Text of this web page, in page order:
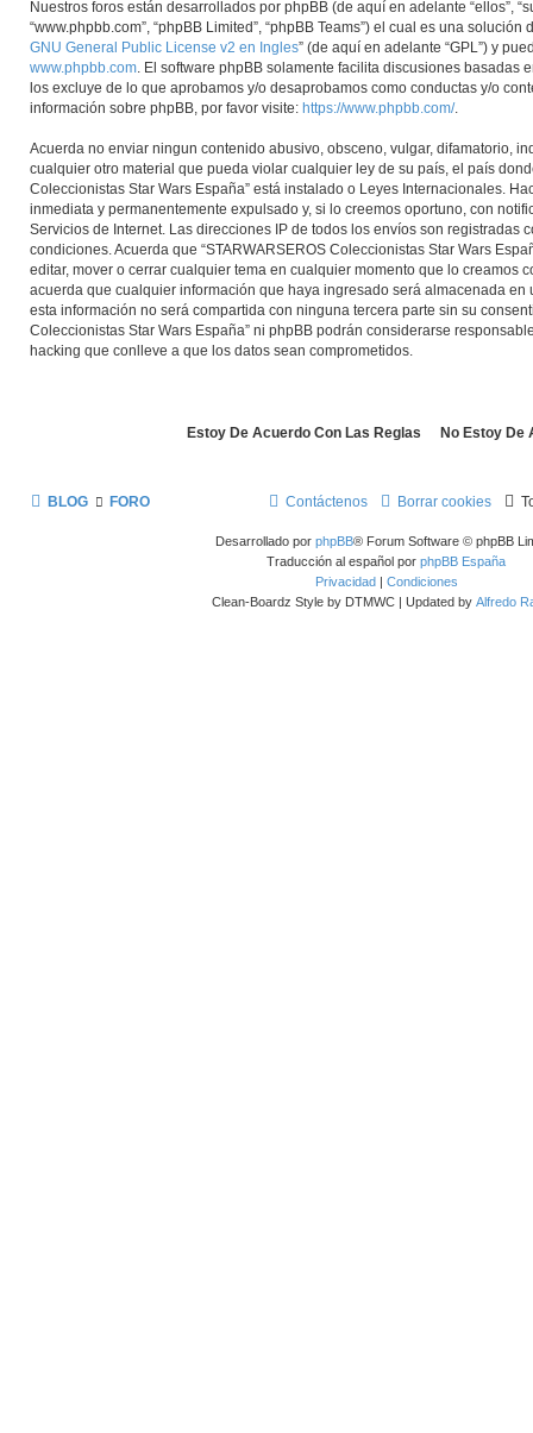
Nuestros foros están desarrollados por phpBB (de aquí en adelante “ellos”,
“www.phpbb.com”, “phpBB Limited”, “phpBB Teams”) el cual es una solución
GNU General Public License v2 en Ingles” (de aquí en adelante “GPL”) y
www.phpbb.com . El software phpBB solamente facilita discusiones basadas
los excluye de lo que aprobamos y/o desaprobamos como conductas y/o
información sobre phpBB, por favor visite: https://www.phpbb.com/.
Acuerda no enviar ningun contenido abusivo, obsceno, vulgar, difamatorio,
cualquier otro material que pueda violar cualquier ley de su país, el país
Coleccionistas Star Wars España” está instalado o Leyes Internacionales.
inmediata y permanentemente expulsado y, si lo creemos oportuno, con
Servicios de Internet. Las direcciones IP de todos los envíos son registradas
condiciones. Acuerda que “STARWARSEROS Coleccionistas Star Wars
editar, mover o cerrar cualquier tema en cualquier momento que lo creamos
acuerda que cualquier información que haya ingresado será almacenada en
esta información no será compartida con ninguna tercera parte sin su
Coleccionistas Star Wars España” ni phpBB podrán considerarse
hacking que conlleve a que los datos sean comprometidos.
BLOG FORO Borrar cookies
Contáctenos
Desarrollado por phpBB® Forum Software © phpBB
Traducción al español por phpBB España
Privacidad| Condiciones
Clean-Boardz Style by DTMWC | Updated by Alfredo